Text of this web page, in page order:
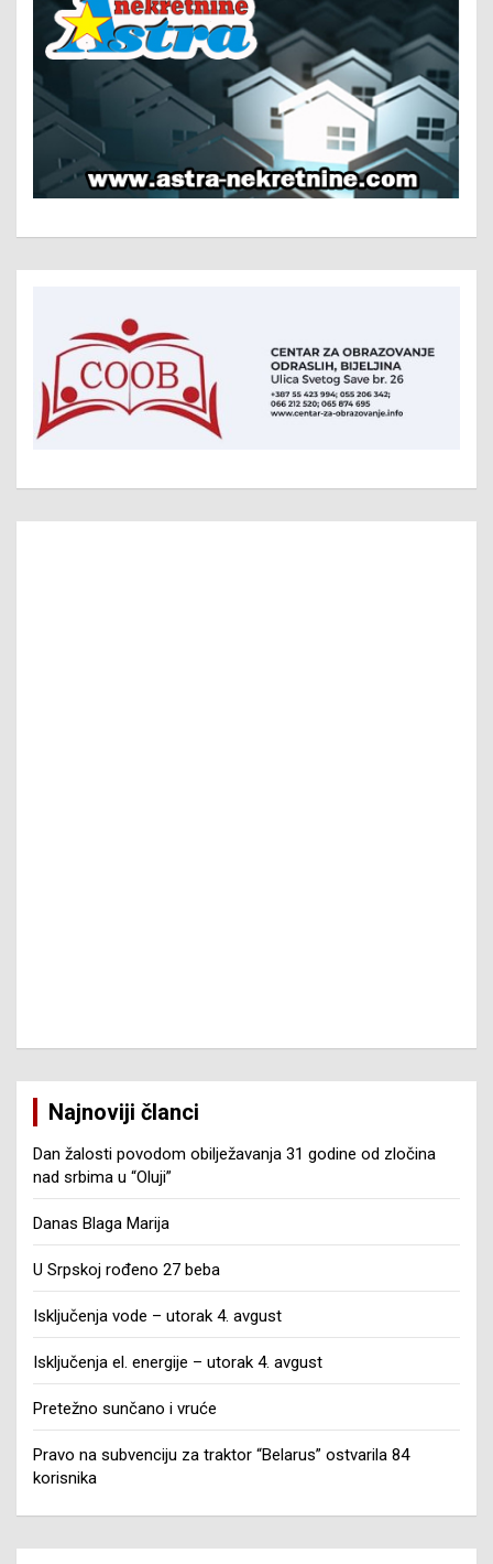
Najnoviji članci
Dan žalosti povodom obilježavanja 31 godine od zločina
nad srbima u “Oluji”
Danas Blaga Marija
U Srpskoj rođeno 27 beba
Isključenja vode – utorak 4. avgust
Isključenja el. energije – utorak 4. avgust
Pretežno sunčano i vruće
Pravo na subvenciju za traktor “Belarus” ostvarila 84
korisnika